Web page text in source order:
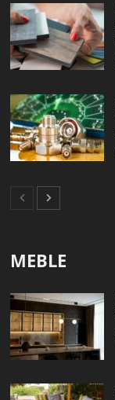
MEBLE